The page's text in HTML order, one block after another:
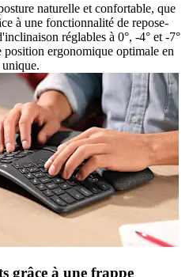
naturelle et confortable, que
à une fonctionnalité de repose-
réglables à 0°, -4° et -7°
position ergonomique optimale en
grâce à une frappe